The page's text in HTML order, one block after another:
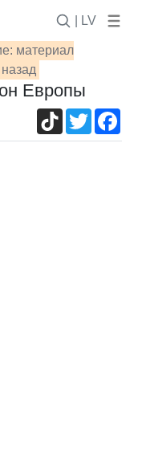
| LV
материал
Европы
TikTokTwitter